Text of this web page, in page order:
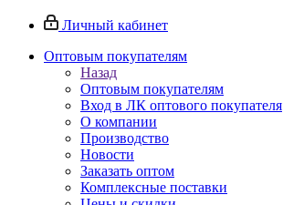
Личный кабинет
Оптовым покупателям
Назад
Оптовым покупателям
Вход в ЛК оптового покупателя
О компании
Производство
Новости
Заказать оптом
Комплексные поставки